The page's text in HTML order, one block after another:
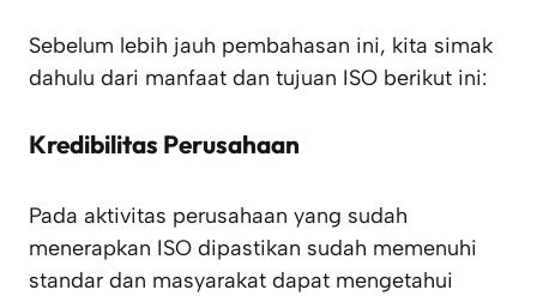
Sebelum lebih jauh pembahasan ini, kita simak
dahulu dari manfaat dan tujuan ISO berikut ini:
Kredibilitas Perusahaan
Pada aktivitas perusahaan yang sudah
menerapkan ISO dipastikan sudah memenuhi
standar dan masyarakat dapat mengetahui